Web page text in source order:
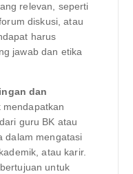
relevan, seperti
diskusi, atau
harus
jawab dan etika
dan
mendapatkan
guru BK atau
dalam mengatasi
atau karir.
untuk